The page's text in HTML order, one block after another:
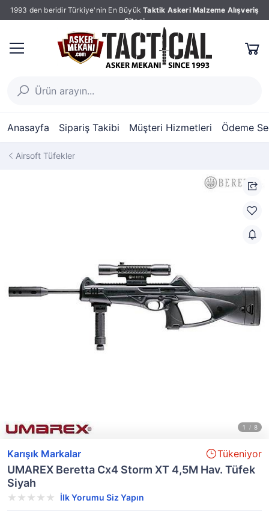
1993 den beridir Türkiye'nin En Büyük Taktik Askeri Malzeme Alışveriş
Sitesi
Anasayfa Sipariş Takibi Müşteri Hizmetleri Ödeme
Airsoft Tüfekler
Karışık Markalar Tükeniyor
UMAREX Beretta Cx4 Storm XT 4,5M Hav. Tüfek
Siyah
İlk Yorumu Siz Yapın